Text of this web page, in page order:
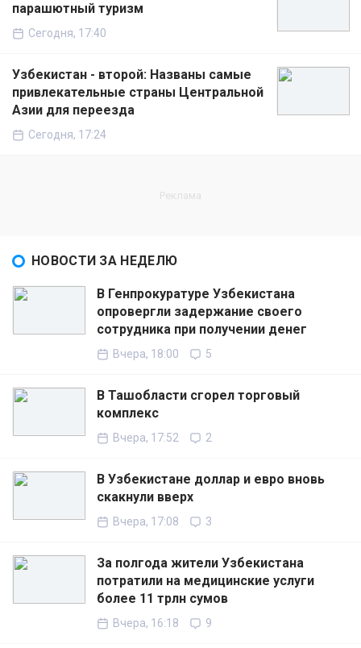
парашютный туризм
Сегодня, 17:40
Узбекистан - второй: Названы самые
привлекательные страны Центральной
Азии для переезда
Сегодня, 17:24
НОВОСТИ ЗА НЕДЕЛЮ
В Генпрокуратуре Узбекистана
опровергли задержание своего
сотрудника при получении денег
Вчера, 18:00 5
В Ташобласти сгорел торговый
комплекс
Вчера, 17:52 2
В Узбекистане доллар и евро вновь
скакнули вверх
Вчера, 17:08 3
За полгода жители Узбекистана
потратили на медицинские услуги
более 11 трлн сумов
Вчера, 16:18 9